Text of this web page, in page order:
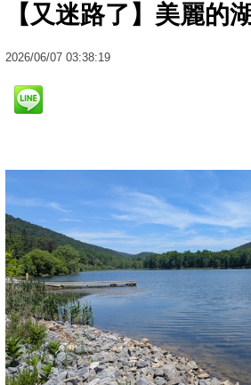
【又迷路了】美麗的
2026/06/07 03:38:19